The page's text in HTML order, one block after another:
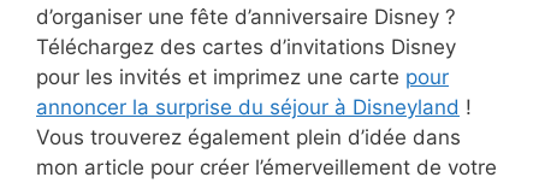
d’organiser une fête d’anniversaire Disney ?
Téléchargez des cartes d’invitations Disney
pour les invités et imprimez une carte pour
annoncer la surprise du séjour à Disneyland !
Vous trouverez également plein d’idée dans
mon article pour créer l’émerveillement de votre